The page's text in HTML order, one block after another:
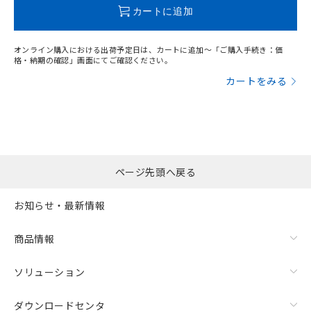
カートに追加
オンライン購入における出荷予定日は、カートに追加～「ご購入手続き：価
格・納期の確認」画面にてご確認ください。
カートをみる
ページ先頭へ戻る
お知らせ・最新情報
商品情報
ソリューション
ダウンロードセンタ